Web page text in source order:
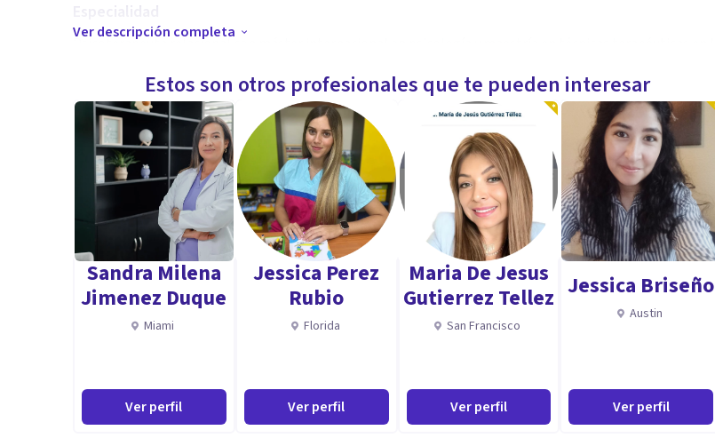
Especialidad
Psicoterapeuta relacional con máster internacional en psicología y maestría en técnicas terapéuticas en la
Aptitudes
La experiencia de más de 12 años haciendo psicoterapia me ha permitido acompañar a mis consultantes
con apertura, curiosidad y amabilidad.
Ver descripción completa
Estos son otros profesionales que te pueden interesar
Sandra Milena
Jimenez Duque
Miami
Ver perfil
Jessica Perez
Rubio
Florida
Ver perfil
Maria De Jesus
Gutierrez Tellez
San Francisco
Ver perfil
Jessica Briseño
Austin
Ver perfil